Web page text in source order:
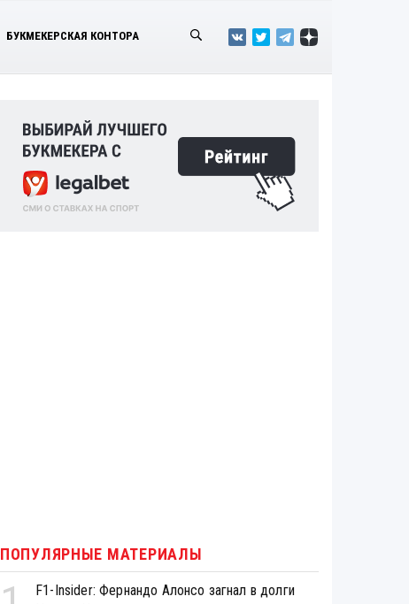
БУКМЕКЕРСКАЯ КОНТОРА
ПОПУЛЯРНЫЕ МАТЕРИАЛЫ
F1-Insider: Фернандо Алонсо загнал в долги